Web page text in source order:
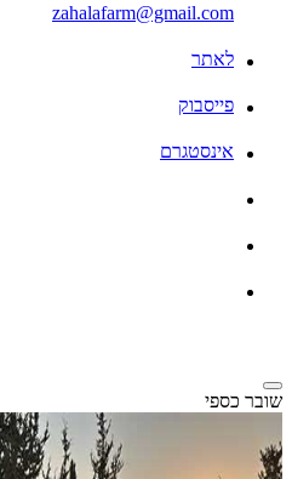
zahalafarm@gmail.com
לאתר
פייסבוק
אינסטגרם
שובר כספי